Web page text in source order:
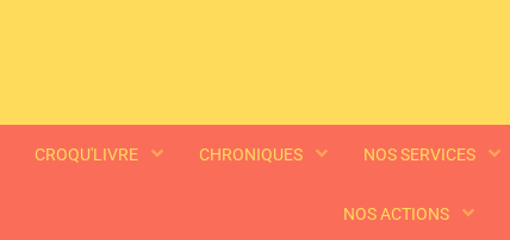
CROQU'LIVRE CHRONIQUES NOS SERVICES
NOS ACTIONS